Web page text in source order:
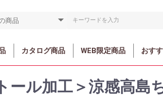
カタログ商品 WEB限定商品 おす
ール加工＞涼感高島